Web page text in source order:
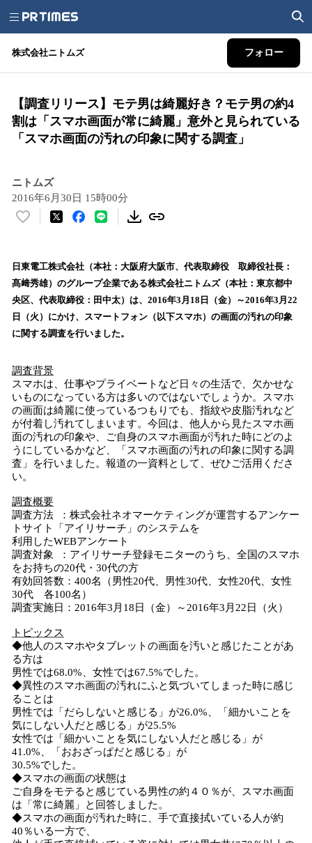
株式会社ニトムズ フォロー
【調査リリース】モテ男は綺麗好き？モテ男の約4
割は「スマホ画面が常に綺麗」意外と見られている
「スマホ画面の汚れの印象に関する調査」
ニトムズ
2016年6月30日 15時00分
い
！
数
を
読
み
込
中
で
す
日東電工株式会社（本社：大阪府大阪市、代表取締役 取締役社長：
髙﨑秀雄）のグループ企業である株式会社ニトムズ（本社：東京都中
央区、代表取締役：田中太）は、2016年3月18日（金）～2016年3月22
日（火）にかけ、スマートフォン（以下スマホ）の画面の汚れの印象
に関する調査を行いました。
調査背景
スマホは、仕事やプライベートなど日々の生活で、欠かせな
いものになっている方は多いのではないでしょうか。スマホ
の画面は綺麗に使っているつもりでも、指紋や皮脂汚れなど
が付着し汚れてしまいます。今回は、他人から見たスマホ画
面の汚れの印象や、ご自身のスマホ画面が汚れた時にどのよ
うにしているかなど、「スマホ画面の汚れの印象に関する調
査」を行いました。報道の一資料として、ぜひご活用くださ
い。
調査概要
調査方法 ：株式会社ネオマーケティングが運営するアンケー
トサイト「アイリサーチ」のシステムを
利用したWEBアンケート
調査対象 ：アイリサーチ登録モニターのうち、全国のスマホ
をお持ちの20代・30代の方
有効回答数：400名（男性20代、男性30代、女性20代、女性
30代 各100名）
調査実施日：2016年3月18日（金）～2016年3月22日（火）
トピックス
◆他人のスマホやタブレットの画面を汚いと感じたことがあ
る方は
男性では68.0%、女性では67.5%でした。
◆異性のスマホ画面の汚れにふと気づいてしまった時に感じ
ることは
男性では「だらしないと感じる」が26.0%、「細かいことを
気にしない人だと感じる」が25.5%
女性では「細かいことを気にしない人だと感じる」が
41.0%、「おおざっぱだと感じる」が
30.5%でした。
◆スマホの画面の状態は
ご自身をモテると感じている男性の約４０％が、スマホ画面
は「常に綺麗」と回答しました。
◆スマホの画面が汚れた時に、手で直接拭いている人が約
40％いる一方で、